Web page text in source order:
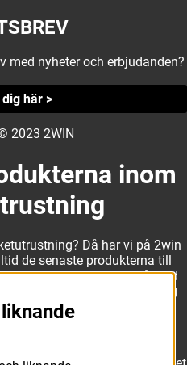
med nyheter och erbjudanden?
här >
2023 2WIN
inom
Då har vi på 2win
de senaste produkterna till
att hela tiden fylla på med
oss till ett naturligt val för dig
alla andra märken.